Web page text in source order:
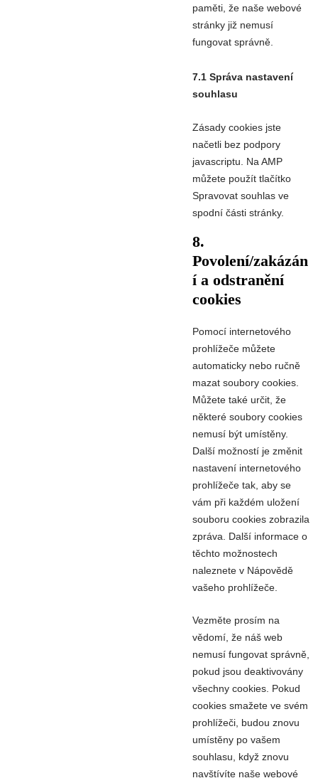
paměti, že naše webové
stránky již nemusí
fungovat správně.
7.1 Správa nastavení
souhlasu
Zásady cookies jste
načetli bez podpory
javascriptu. Na AMP
můžete použít tlačítko
Spravovat souhlas ve
spodní části stránky.
8.
Povolení/zakázán
í a odstranění
cookies
Pomocí internetového
prohlížeče můžete
automaticky nebo ručně
mazat soubory cookies.
Můžete také určit, že
některé soubory cookies
nemusí být umístěny.
Další možností je změnit
nastavení internetového
prohlížeče tak, aby se
vám při každém uložení
souboru cookies zobrazila
zpráva. Další informace o
těchto možnostech
naleznete v Nápovědě
vašeho prohlížeče.
Vezměte prosím na
vědomí, že náš web
nemusí fungovat správně,
pokud jsou deaktivovány
všechny cookies. Pokud
cookies smažete ve svém
prohlížeči, budou znovu
umístěny po vašem
souhlasu, když znovu
navštívíte naše webové